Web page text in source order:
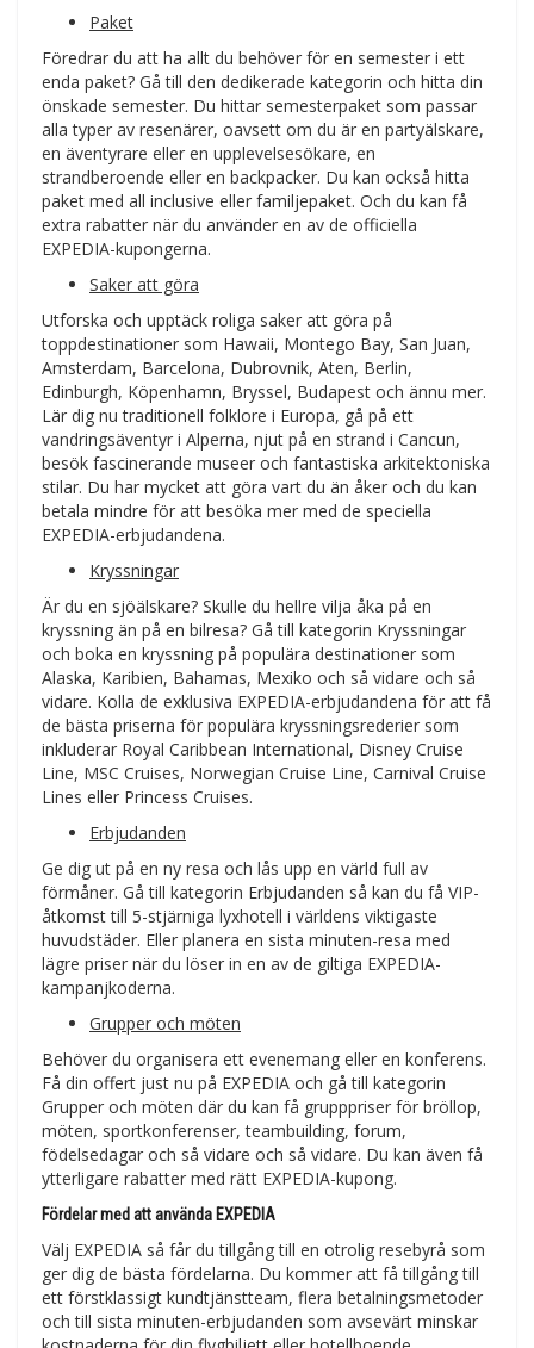
Paket
Föredrar du att ha allt du behöver för en semester i ett
enda paket? Gå till den dedikerade kategorin och hitta din
önskade semester. Du hittar semesterpaket som passar
alla typer av resenärer, oavsett om du är en partyälskare,
en äventyrare eller en upplevelsesökare, en
strandberoende eller en backpacker. Du kan också hitta
paket med all inclusive eller familjepaket. Och du kan få
extra rabatter när du använder en av de officiella
EXPEDIA-kupongerna.
Saker att göra
Utforska och upptäck roliga saker att göra på
toppdestinationer som Hawaii, Montego Bay, San Juan,
Amsterdam, Barcelona, Dubrovnik, Aten, Berlin,
Edinburgh, Köpenhamn, Bryssel, Budapest och ännu mer.
Lär dig nu traditionell folklore i Europa, gå på ett
vandringsäventyr i Alperna, njut på en strand i Cancun,
besök fascinerande museer och fantastiska arkitektoniska
stilar. Du har mycket att göra vart du än åker och du kan
betala mindre för att besöka mer med de speciella
EXPEDIA-erbjudandena.
Kryssningar
Är du en sjöälskare? Skulle du hellre vilja åka på en
kryssning än på en bilresa? Gå till kategorin Kryssningar
och boka en kryssning på populära destinationer som
Alaska, Karibien, Bahamas, Mexiko och så vidare och så
vidare. Kolla de exklusiva EXPEDIA-erbjudandena för att få
de bästa priserna för populära kryssningsrederier som
inkluderar Royal Caribbean International, Disney Cruise
Line, MSC Cruises, Norwegian Cruise Line, Carnival Cruise
Lines eller Princess Cruises.
Erbjudanden
Ge dig ut på en ny resa och lås upp en värld full av
förmåner. Gå till kategorin Erbjudanden så kan du få VIP-
åtkomst till 5-stjärniga lyxhotell i världens viktigaste
huvudstäder. Eller planera en sista minuten-resa med
lägre priser när du löser in en av de giltiga EXPEDIA-
kampanjkoderna.
Grupper och möten
Behöver du organisera ett evenemang eller en konferens.
Få din offert just nu på EXPEDIA och gå till kategorin
Grupper och möten där du kan få grupppriser för bröllop,
möten, sportkonferenser, teambuilding, forum,
födelsedagar och så vidare och så vidare. Du kan även få
ytterligare rabatter med rätt EXPEDIA-kupong.
Fördelar med att använda EXPEDIA
Välj EXPEDIA så får du tillgång till en otrolig resebyrå som
ger dig de bästa fördelarna. Du kommer att få tillgång till
ett förstklassigt kundtjänstteam, flera betalningsmetoder
och till sista minuten-erbjudanden som avsevärt minskar